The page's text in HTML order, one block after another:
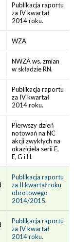
Publikacja raportu
za IV kwartał
2014 roku.
WZA
NWZA ws. zmian
w składzie RN.
Publikacja raportu
za IV kwartał
2014 roku.
Pierwszy dzień
notowań na NC
akcji zwykłych na
okaziciela serii E,
F, G i H.
Publikacja raportu
za II kwartał roku
obrotowego
2014/2015.
Publikacja raportu
za IV kwartał
2014 roku.